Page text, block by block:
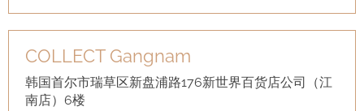
COLLECT Gangnam
韩国首尔市瑞草区新盘浦路176新世界百货店公司（江
南店）6楼